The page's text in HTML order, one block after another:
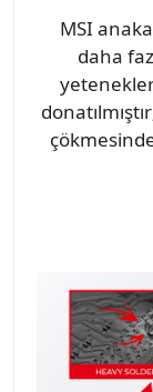
MSI
daha